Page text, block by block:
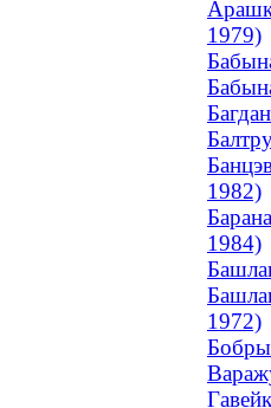
1979)
1982)
1984)
1972)